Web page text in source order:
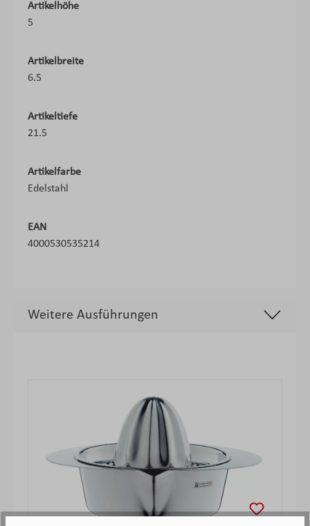
Artikelhöhe
5
Artikelbreite
6.5
Artikeltiefe
21.5
Artikelfarbe
Edelstahl
EAN
4000530535214
Weitere Ausführungen